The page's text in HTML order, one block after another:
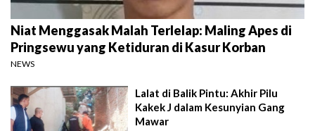
Niat Menggasak Malah Terlelap: Maling Apes di
Pringsewu yang Ketiduran di Kasur Korban
NEWS
Lalat di Balik Pintu: Akhir Pilu
Kakek J dalam Kesunyian Gang
Mawar